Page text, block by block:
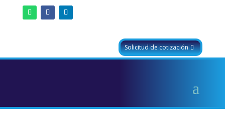
Solicitud de cotización